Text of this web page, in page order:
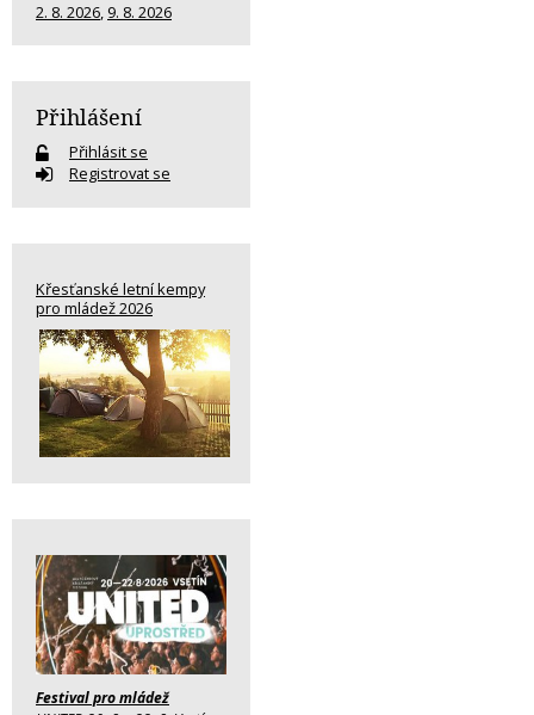
2. 8. 2026, 9. 8. 2026
Přihlášení
Přihlásit se
Registrovat se
Křesťanské letní kempy
pro mládež 2026
Festival pro mládež